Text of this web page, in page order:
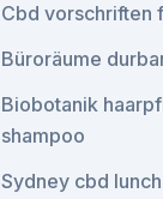
Cbd vorschriften
Büroräume
Biobotanik
shampoo
Sydney cbd